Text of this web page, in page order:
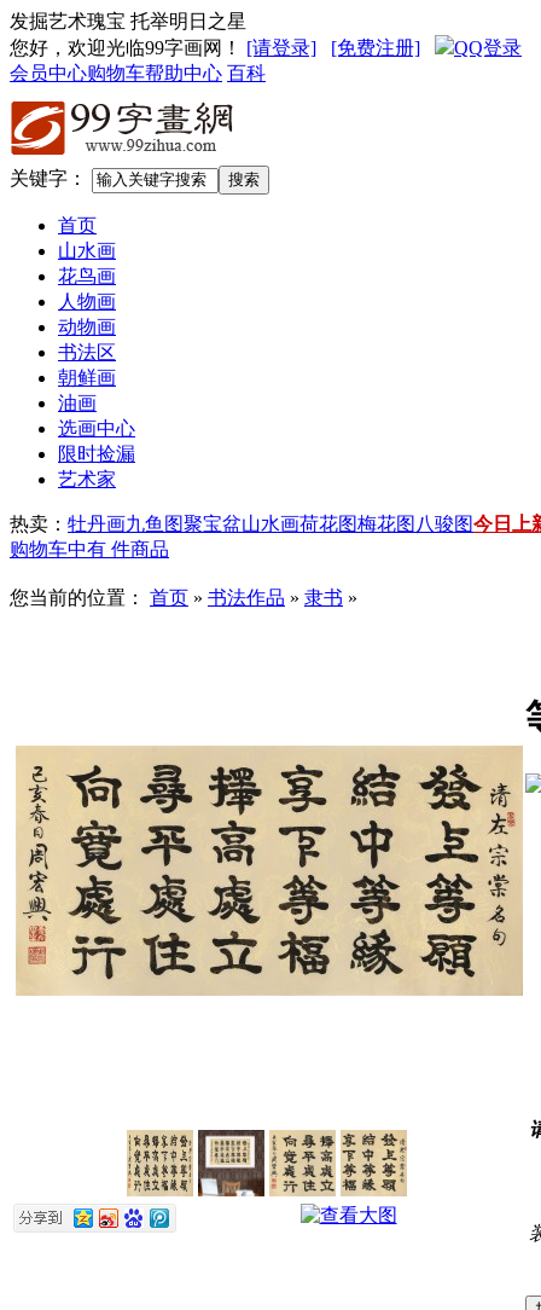
发掘艺术瑰宝 托举明日之星
您好，欢迎光临99字画网 ！ [请登录] [免费注册]
QQ登录
会员中心购物车帮助中心 百科
关键字：
首页
山水画
花鸟画
人物画
动物画
书法区
朝鲜画
油画
选画中心
限时捡漏
艺术家
热卖： 牡丹画九鱼图聚宝盆山水画荷花图梅花图 八骏图今日上
购物车中有 件商品
您当前的位置： 首页 » 书法作品 » 隶书 »